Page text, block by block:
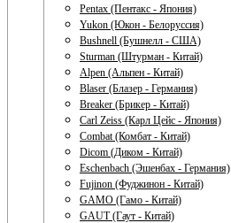
Pentax (Пентакс - Япония)
Yukon (Юкон - Белоруссия)
Bushnell (Бушнелл - США)
Sturman (Штурман - Китай)
Alpen (Альпен - Китай)
Blaser (Блазер - Германия)
Breaker (Брикер - Китай)
Carl Zeiss (Карл Цейс - Япония)
Combat (Комбат - Китай)
Dicom (Диком - Китай)
Eschenbach (Эшенбах - Германия)
Fujinon (Фуджинон - Китай)
GAMO (Гамо - Китай)
GAUT (Гаут - Китай)